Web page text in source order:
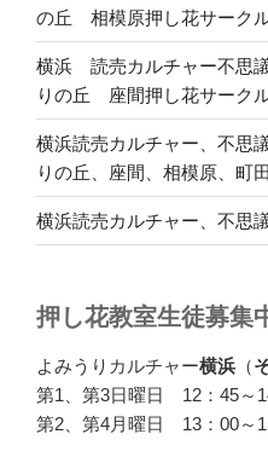
の丘 相模原押し花サーク
横浜 読売カルチャー不思
りの丘 座間押し花サーク
横浜読売カルチャー、不思
りの丘、座間、相模原、町
横浜読売カルチャー、不思
押し花教室生徒募集
よみうりカルチャー横浜 （
第1、第3日曜日 12：45～
第2、第4月曜日 13：00～